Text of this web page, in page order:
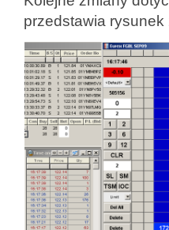
przedstawia rysunek